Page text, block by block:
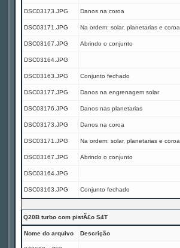
DSC03173.JPG Danos na coroa
DSC03171.JPG Na ordem: solar, planetarias e coroa
DSC03167.JPG Abrindo o conjunto
DSC03164.JPG
DSC03163.JPG Conjunto fechado
DSC03177.JPG Danos na engrenagem solar
DSC03176.JPG Danos nas planetarias
DSC03173.JPG Danos na coroa
DSC03171.JPG Na ordem: solar, planetarias e coroa
DSC03167.JPG Abrindo o conjunto
DSC03164.JPG
DSC03163.JPG Conjunto fechado
Q20B turbo com pistÃ£o S4T
Nome do arquivo Descrição